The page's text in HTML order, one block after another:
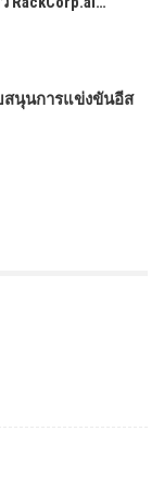
สนุนการแข่งขันอีส